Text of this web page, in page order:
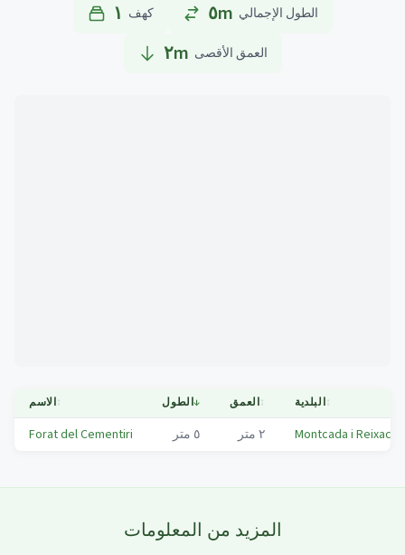
١ كهف ٥m الطول الإجمالي
٢m العمق الأقصى
الاسم↕ الطول↓ العمق↕ البلدية↕
Forat del Cementiri ٥ متر ٢ متر Montcada i Reixac
المزيد من المعلومات